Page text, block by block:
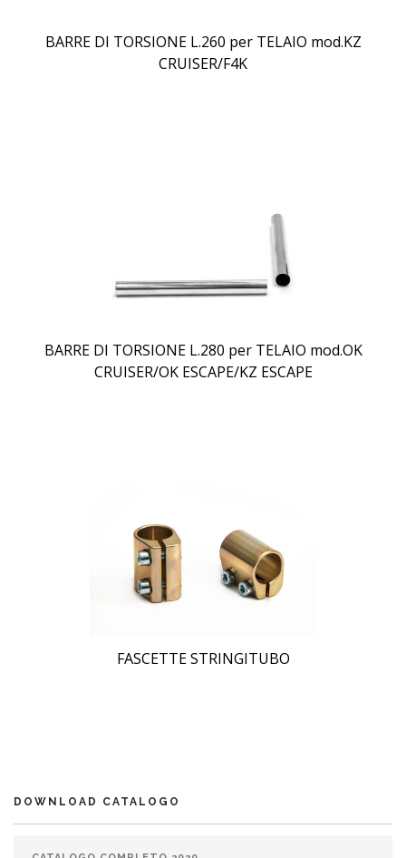
BARRE DI TORSIONE L.260 per TELAIO mod.KZ
CRUISER/F4K
BARRE DI TORSIONE L.280 per TELAIO mod.OK
CRUISER/OK ESCAPE/KZ ESCAPE
FASCETTE STRINGITUBO
DOWNLOAD CATALOGO